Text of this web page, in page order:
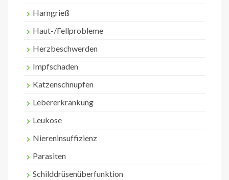
Harngrieß
Haut-/Fellprobleme
Herzbeschwerden
Impfschaden
Katzenschnupfen
Lebererkrankung
Leukose
Niereninsuffizienz
Parasiten
Schilddrüsenüberfunktion